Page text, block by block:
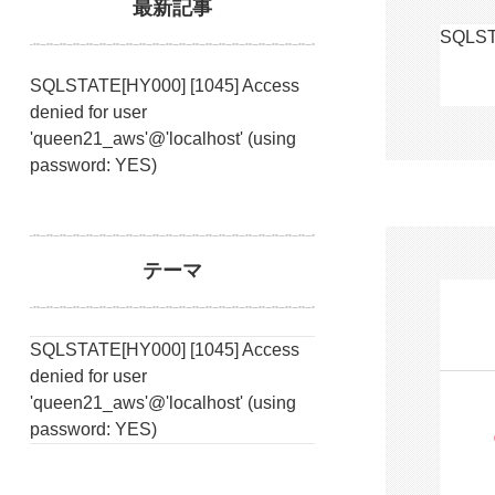
最新記事
SQLSTATE[HY000] [1045] Access
denied for user
'queen21_aws'@'localhost' (using
password: YES)
テーマ
SQLSTATE[HY000] [1045] Access
denied for user
'queen21_aws'@'localhost' (using
password: YES)